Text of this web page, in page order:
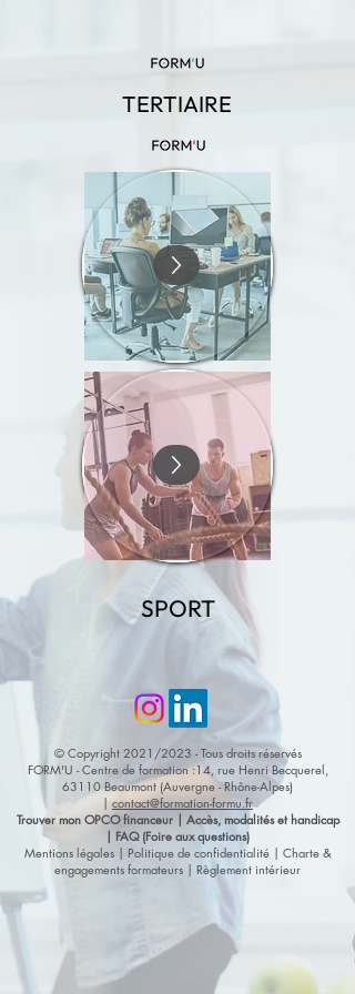
TERTIAIRE
SPORT
© Copyright 2021/2023 - Tous droits réservés
FORM'U - Centre de formation :14, rue Henri Becquerel,
63110 Beaumont (Auvergne - Rhône-Alpes)
| contact@formation-formu.fr
Trouver mon OPCO financeur | Accès, modalités et handicap
| FAQ (Foire aux questions)
Mentions légales| Politique de confidentialité| Charte &
engagements formateurs | Règlement intérieur